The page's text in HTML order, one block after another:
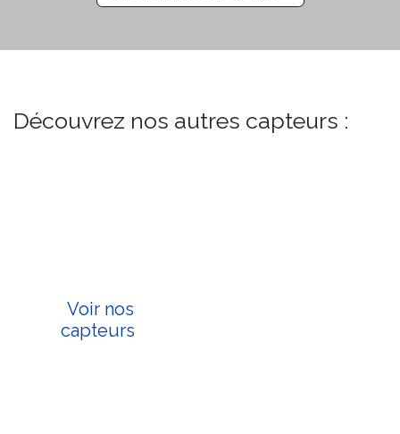
Découvrez nos autres capteurs :
Voir nos
capteurs